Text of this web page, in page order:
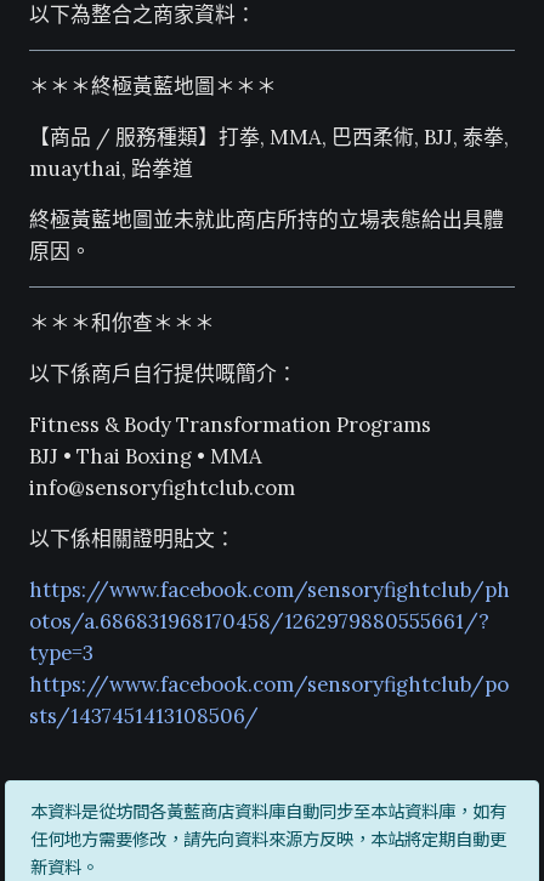
以下為整合之商家資料：
＊＊＊終極黃藍地圖＊＊＊
【商品 / 服務種類】打拳, MMA, 巴西柔術, BJJ, 泰拳,
muaythai, 跆拳道
終極黃藍地圖並未就此商店所持的立場表態給出具體
原因。
＊＊＊和你查＊＊＊
以下係商戶自行提供嘅簡介：
Fitness & Body Transformation Programs
BJJ • Thai Boxing • MMA
info@sensoryfightclub.com
以下係相關證明貼文：
https://www.facebook.com/sensoryfightclub/ph
otos/a.686831968170458/1262979880555661/?
type=3
https://www.facebook.com/sensoryfightclub/po
sts/1437451413108506/
本資料是從坊間各黃藍商店資料庫自動同步至本站資料庫，如有
任何地方需要修改，請先向資料來源方反映，本站將定期自動更
新資料。